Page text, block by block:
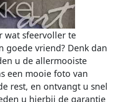
wat sfeervoller te
goede vriend? Denk dan
u de allermooiste
een mooie foto van
rest, en ontvangt u snel
u hierbij de garantie